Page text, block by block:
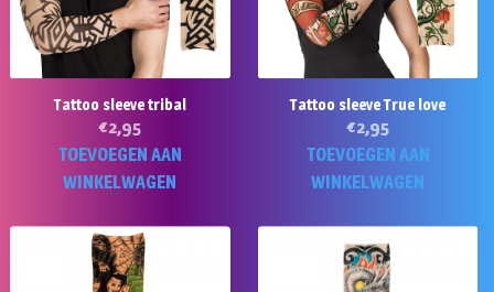
Tattoo sleeve tribal
€2,95
TOEVOEGEN AAN
WINKELWAGEN
Tattoo sleeve True love
€2,95
TOEVOEGEN AAN
WINKELWAGEN